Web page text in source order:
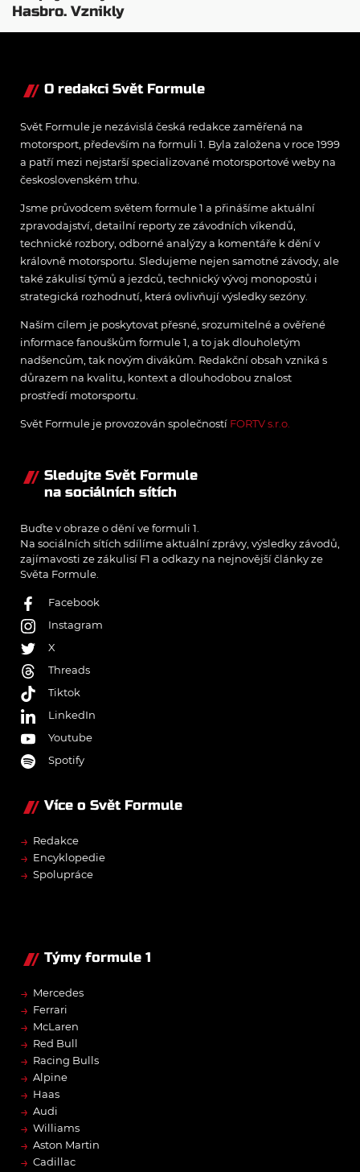
Hasbro. Vznikly
Monopoly s motivem
O redakci Svět Formule
Svět Formule je nezávislá česká redakce zaměřená na
motorsport, především na formuli 1. Byla založena v roce 1999
a patří mezi nejstarší specializované motorsportové weby na
československém trhu.
Jsme průvodcem světem formule 1 a přinášíme aktuální
zpravodajství, detailní reporty ze závodních víkendů,
technické rozbory, odborné analýzy a komentáře k dění v
královně motorsportu. Sledujeme nejen samotné závody, ale
také zákulisí týmů a jezdců, technický vývoj monopostů i
strategická rozhodnutí, která ovlivňují výsledky sezóny.
Naším cílem je poskytovat přesné, srozumitelné a ověřené
informace fanouškům formule 1, a to jak dlouholetým
nadšencům, tak novým divákům. Redakční obsah vzniká s
důrazem na kvalitu, kontext a dlouhodobou znalost
prostředí motorsportu.
Svět Formule je provozován společností FORTV s.r.o.
Sledujte Svět Formule
na sociálních sítích
Buďte v obraze o dění ve formuli 1.
Na sociálních sítích sdílíme aktuální zprávy, výsledky závodů,
zajímavosti ze zákulisí F1 a odkazy na nejnovější články ze
Světa Formule.
Facebook
Instagram
X
Threads
Tiktok
LinkedIn
Youtube
Spotify
Více o Svět Formule
→ Redakce
→ Encyklopedie
→ Spolupráce
Týmy formule 1
→ Mercedes
→ Ferrari
→ McLaren
→ Red Bull
→ Racing Bulls
→ Alpine
→ Haas
→ Audi
→ Williams
→ Aston Martin
→ Cadillac